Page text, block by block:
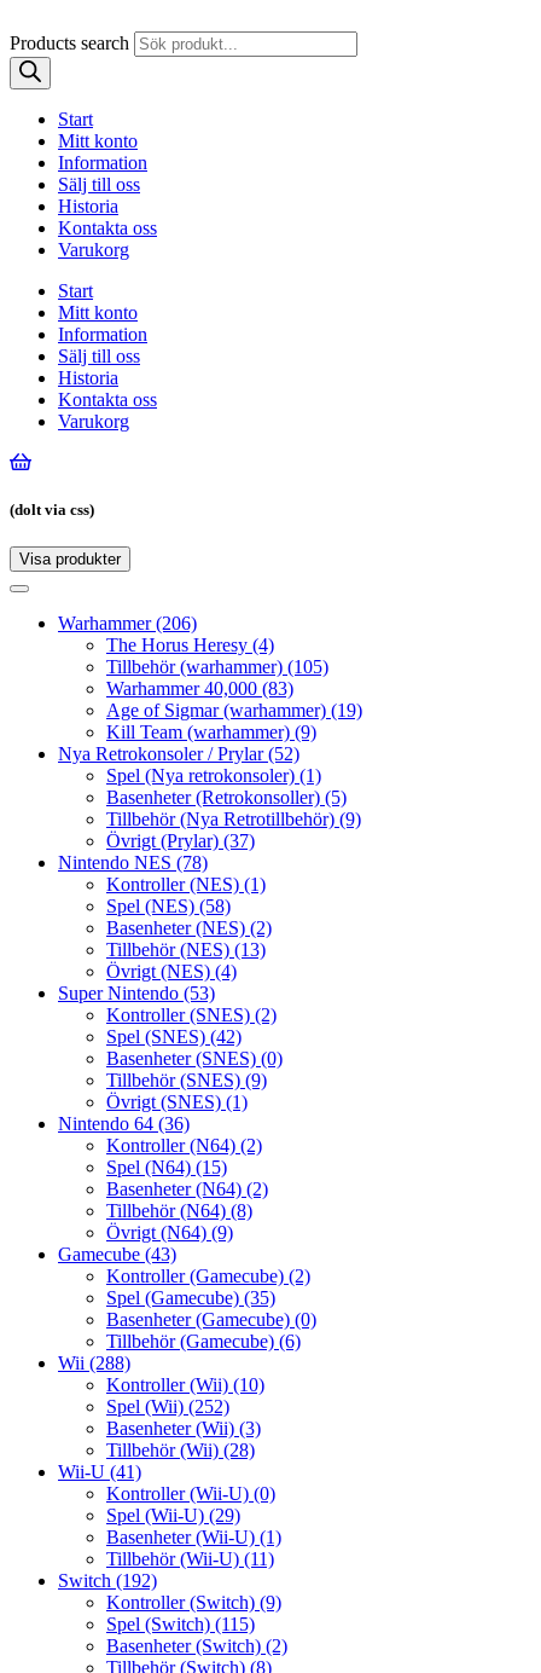
Products search
Start
Mitt konto
Information
Sälj till oss
Historia
Kontakta oss
Varukorg
Start
Mitt konto
Information
Sälj till oss
Historia
Kontakta oss
Varukorg
(dolt via css)
Visa produkter
Toggle
Toggle
navigationWarhammer(206)
The Horus Heresy (4)
Tillbehör (warhammer) (105)
Warhammer 40,000 (83)
Age of Sigmar (warhammer) (19)
Kill Team (warhammer) (9)
Nya Retrokonsoler / Prylar(52)
Spel (Nya retrokonsoler) (1)
Basenheter (Retrokonsoller) (5)
Tillbehör (Nya Retrotillbehör) (9)
Övrigt (Prylar) (37)
Nintendo NES (78)
Kontroller (NES) (1)
Spel (NES) (58)
Basenheter (NES) (2)
Tillbehör (NES) (13)
Övrigt (NES) (4)
Super Nintendo (53)
Kontroller (SNES) (2)
Spel (SNES) (42)
Basenheter (SNES) (0)
Tillbehör (SNES) (9)
Övrigt (SNES) (1)
Nintendo 64 (36)
Kontroller (N64) (2)
Spel (N64) (15)
Basenheter (N64) (2)
Tillbehör (N64) (8)
Övrigt (N64) (9)
Gamecube (43)
Kontroller (Gamecube) (2)
Spel (Gamecube) (35)
Basenheter (Gamecube) (0)
Tillbehör (Gamecube) (6)
Wii (288)
Kontroller (Wii) (10)
Spel (Wii) (252)
Basenheter (Wii) (3)
Tillbehör (Wii) (28)
Wii-U (41)
Kontroller (Wii-U) (0)
Spel (Wii-U) (29)
Basenheter (Wii-U) (1)
Tillbehör (Wii-U) (11)
Switch (192)
Kontroller (Switch) (9)
Spel (Switch) (115)
Basenheter (Switch) (2)
Tillbehör (Switch) (8)